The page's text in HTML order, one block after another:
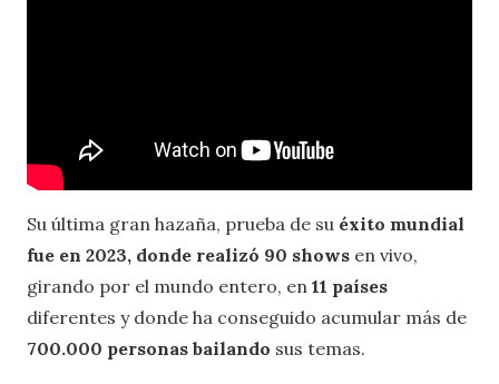
Su última gran hazaña, prueba de su éxito mundial
fue en 2023, donde realizó 90 shows en vivo,
girando por el mundo entero, en 11 países
diferentes y donde ha conseguido acumular más de
700.000 personas bailando sus temas.